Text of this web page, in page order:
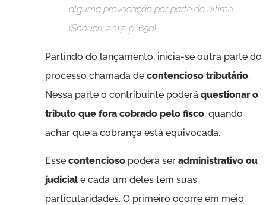
alguma provocação por parte do último.
(Shoueri, 2017, p. 650).
Partindo do lançamento, inicia-se outra parte do
processo chamada de contencioso tributário.
Nessa parte o contribuinte poderáquestionar o
tributo que fora cobrado pelo fisco, quando
achar que a cobrança está equivocada.
Esse contenciosopoderá ser administrativo ou
judiciale cada um deles tem suas
particularidades. O primeiro ocorre em meio